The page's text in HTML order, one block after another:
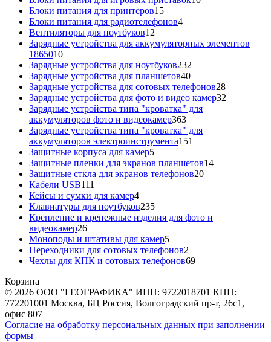
Блоки питания для принтеров1515
товаров
Блоки питания для радиотелефонов44
Вентиляторы для ноутбуков12
товаров
Зарядные устройства для аккумуляторных элементов
186501010
товаров
Зарядные устройства для ноутбуков232
Зарядные устройства для планшетов4040
товаров
Зарядные устройства для сотовых телефонов2828
товаров
Зарядные устройства для фото и видео камер32
Зарядные устройства типа "кроватка" для
аккумуляторов фото и видеокамер363363
товара
Зарядные устройства типа "кроватка" для
аккумуляторов электроинструмента151
Защитные корпуса для камер55
товаров
Защитные пленки для экранов планшетов1414
Защитные сткла для экранов телефонов2020
Кабели USB111
товаров
Кейсы и сумки для камер44
товара
Клавиатуры для ноутбуков235235
товаров
Крепление и крепежные изделия для фото и
видеокамер2626
товаров
Моноподы и штативы для камер55
товаров
Переходники для сотовых телефонов2
товара
Чехлы для КПК и сотовых телефонов6969
Корзина
© 2026 ООО "ГЕОГРАФИКА" ИНН: 9722018701 КПП:
772201001 Москва, БЦ Россия, Волгоградский пр-т, 26с1,
офис 807
Согласие на обработку персональных данных при заполнении
формы